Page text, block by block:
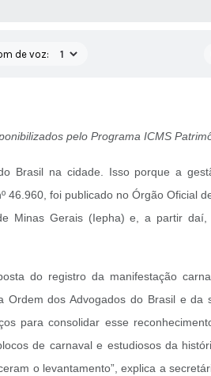
de voz:
pelo Programa ICMS
na cidade. Isso porque a
foi publicado no Órgão Oficial
Minas Gerais (Iepha) e, a partir
do registro da manifestação
dos Advogados do Brasil e da
para consolidar esse
de carnaval e estudiosos da
o levantamento”, explica a